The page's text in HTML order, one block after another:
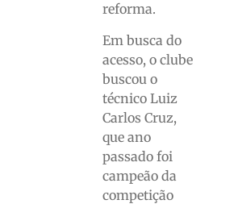
reforma.
Em busca do
acesso, o clube
buscou o
técnico Luiz
Carlos Cruz,
que ano
passado foi
campeão da
competição